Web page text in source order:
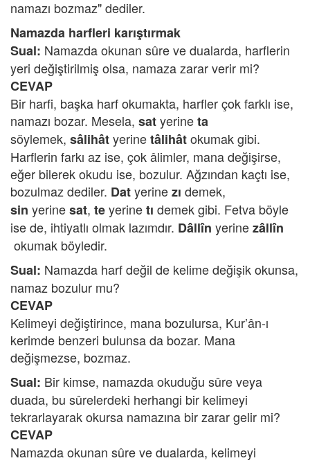
namazı bozmaz" dediler.
Namazda harfleri karıştırmak
Sual: Namazda okunan sûre ve dualarda, harflerin
yeri değiştirilmiş olsa, namaza zarar verir mi?
CEVAP
Bir harfi, başka harf okumakta, harfler çok farklı ise,
namazı bozar. Mesela, satyerineta
söylemek, sâlihâtyerinetâlihâtokumak gibi.
Harflerin farkı az ise, çok âlimler, mana değişirse,
eğer bilerek okudu ise, bozulur. Ağzından kaçtı ise,
bozulmaz dediler. Datyerinezı demek,
sin yerinesat, teyerinetı demek gibi. Fetva böyle
ise de, ihtiyatlı olmak lazımdır. Dâllîn yerinezâllîn
okumak böyledir.
Sual: Namazda harf değil de kelime değişik okunsa,
namaz bozulur mu?
CEVAP
Kelimeyi değiştirince, mana bozulursa, Kur’ân-ı
kerimde benzeri bulunsa da bozar. Mana
değişmezse, bozmaz.
Sual: Bir kimse, namazda okuduğu sûre veya
duada, bu sûrelerdeki herhangi bir kelimeyi
tekrarlayarak okursa namazına bir zarar gelir mi?
CEVAP
Namazda okunan sûre ve dualarda, kelimeyi